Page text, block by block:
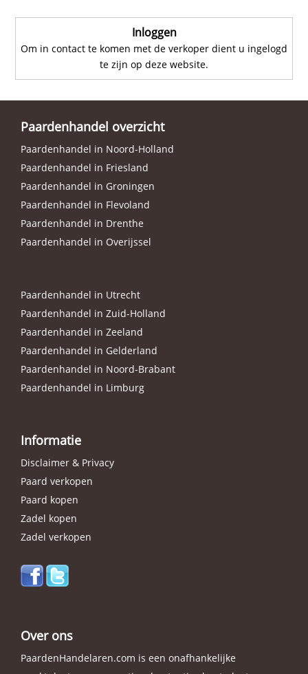
Inloggen
Om in contact te komen met de verkoper dient u ingelogd
te zijn op deze website.
Paardenhandel overzicht
Paardenhandel in Noord-Holland
Paardenhandel in Friesland
Paardenhandel in Groningen
Paardenhandel in Flevoland
Paardenhandel in Drenthe
Paardenhandel in Overijssel
Paardenhandel in Utrecht
Paardenhandel in Zuid-Holland
Paardenhandel in Zeeland
Paardenhandel in Gelderland
Paardenhandel in Noord-Brabant
Paardenhandel in Limburg
Informatie
Disclaimer & Privacy
Paard verkopen
Paard kopen
Zadel kopen
Zadel verkopen
Over ons
PaardenHandelaren.com is een onafhankelijke